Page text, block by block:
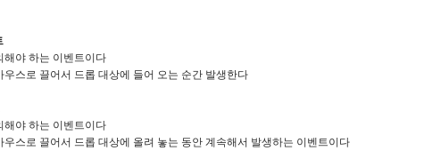
해야 하는 이벤트이다
우스로 끌어서 드롭 대상에 들어 오는 순간 발생한다
해야 하는 이벤트이다
우스로 끌어서 드롭 대상에 올려 놓는 동안 계속해서 발생하는 이벤트이다